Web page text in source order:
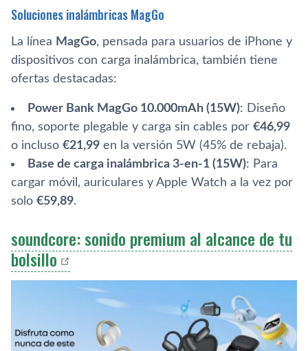
Soluciones inalámbricas MagGo
La línea MagGo, pensada para usuarios de iPhone y
dispositivos con carga inalámbrica, también tiene
ofertas destacadas:
Power Bank MagGo 10.000mAh (15W): Diseño
fino, soporte plegable y carga sin cables por €46,99
o incluso €21,99 en la versión 5W (45% de rebaja).
Base de carga inalámbrica 3-en-1 (15W): Para
cargar móvil, auriculares y Apple Watch a la vez por
solo €59,89.
soundcore: sonido premium al alcance de tu
bolsillo